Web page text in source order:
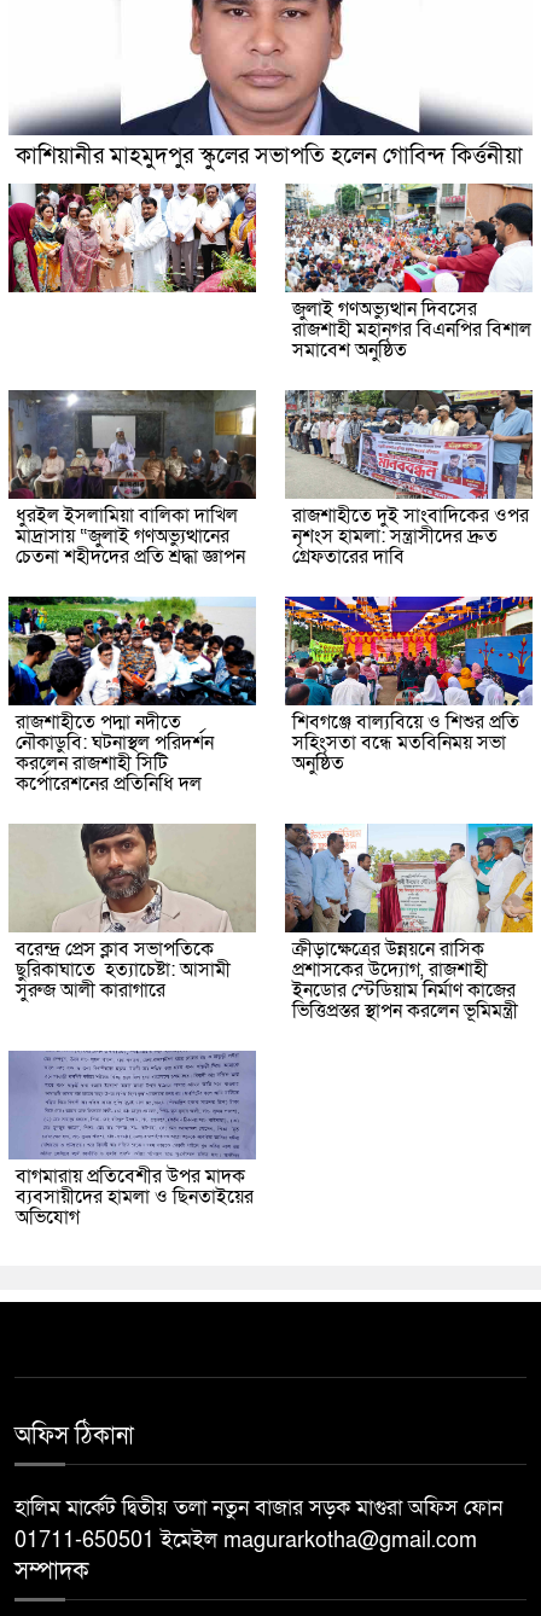
কাশিয়ানীর মাহমুদপুর স্কুলের সভাপতি হলেন গোবিন্দ কির্ত্তনীয়া
জুলাই গণঅভ্যুত্থান দিবসের
রাজশাহী মহানগর বিএনপির বিশাল
সমাবেশ অনুষ্ঠিত
ধুরইল ইসলামিয়া বালিকা দাখিল
মাদ্রাসায় “জুলাই গণঅভ্যুত্থানের
চেতনা শহীদদের প্রতি শ্রদ্ধা জ্ঞাপন
রাজশাহীতে দুই সাংবাদিকের ওপর
নৃশংস হামলা: সন্ত্রাসীদের দ্রুত
গ্রেফতারের দাবি
রাজশাহীতে পদ্মা নদীতে
নৌকাডুবি: ঘটনাস্থল পরিদর্শন
করলেন রাজশাহী সিটি
কর্পোরেশনের প্রতিনিধি দল
শিবগঞ্জে বাল্যবিয়ে ও শিশুর প্রতি
সহিংসতা বন্ধে মতবিনিময় সভা
অনুষ্ঠিত
বরেন্দ্র প্রেস ক্লাব সভাপতিকে
ছুরিকাঘাতে হত্যাচেষ্টা: আসামী
সুরুজ আলী কারাগারে
ক্রীড়াক্ষেত্রের উন্নয়নে রাসিক
প্রশাসকের উদ্যোগ, রাজশাহী
ইনডোর স্টেডিয়াম নির্মাণ কাজের
ভিত্তিপ্রস্তর স্থাপন করলেন ভূমিমন্ত্রী
বাগমারায় প্রতিবেশীর উপর মাদক
ব্যবসায়ীদের হামলা ও ছিনতাইয়ের
অভিযোগ
অফিস ঠিকানা
হালিম মার্কেট দ্বিতীয় তলা নতুন বাজার সড়ক মাগুরা অফিস ফোন
01711-650501 ইমেইল magurarkotha@gmail.com
সম্পাদক